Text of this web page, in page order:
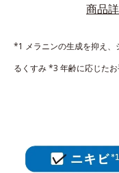
商品
*1 メラニンの生成を抑え、
るくすみ*3 年齢に応じたお